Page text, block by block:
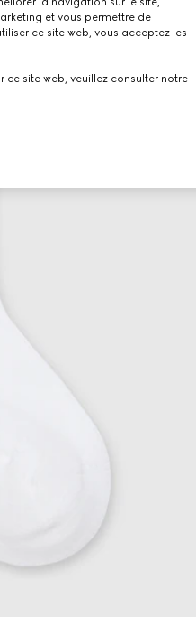
et vous permettre de
ce site web, vous acceptez les
site web, veuillez consulter notre